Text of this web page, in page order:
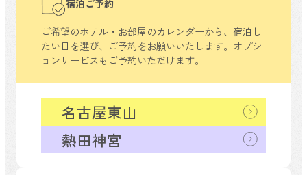
宿泊ご予約
ご希望のホテル・お部屋のカレンダーから、 宿泊し
たい日を選び、ご予約をお願いいたします。 オプシ
ョンサービスもご予約いただけます。
熱田神宮
名古屋東山